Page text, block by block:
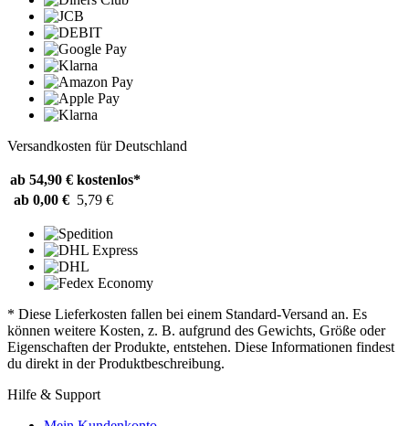
Versandkosten für Deutschland
ab 54,90 € kostenlos*
ab 0,00 € 5,79 €
* Diese Lieferkosten fallen bei einem Standard-Versand an. Es
können weitere Kosten, z. B. aufgrund des Gewichts, Größe oder
Eigenschaften der Produkte, entstehen. Diese Informationen findest
du direkt in der Produktbeschreibung.
Hilfe & Support